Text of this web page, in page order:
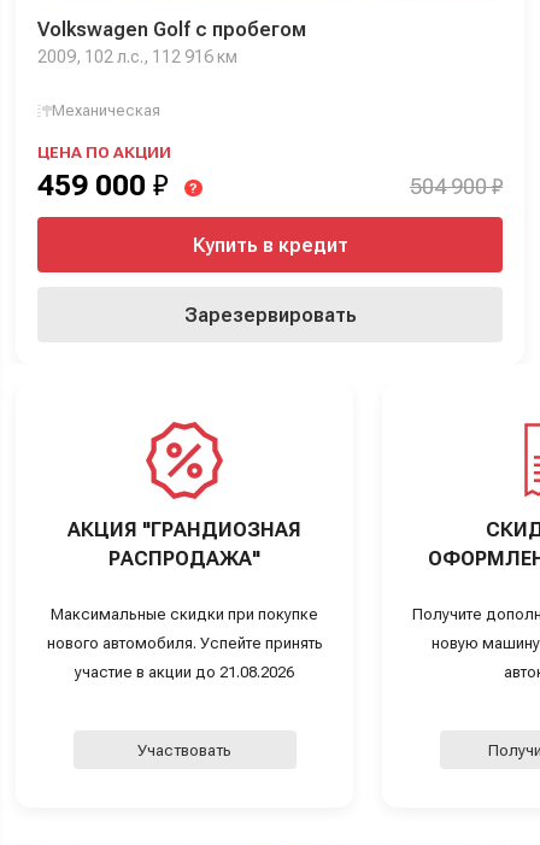
Volkswagen Golf с пробегом
2009, 102 л.с., 112 916 км
Механическая
ЦЕНА ПО АКЦИИ
459 000 ₽ ? 504 900 ₽
Купить в кредит
Зарезервировать
АКЦИЯ "ГРАНДИОЗНАЯ
РАСПРОДАЖА"
Максимальные скидки при покупке
нового автомобиля. Успейте принять
участие в акции до 21.08.2026
Участвовать
Получите
новую